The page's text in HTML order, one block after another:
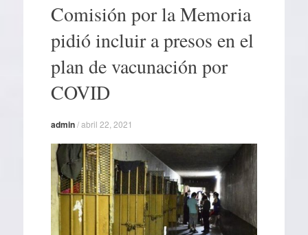
contenidoComisión por la Memoria
pidió incluir a presos en el
plan de vacunación por
COVID
admin/abril 22, 2021